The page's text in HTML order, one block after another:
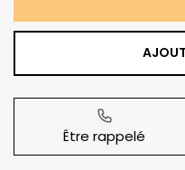
Être rappelé